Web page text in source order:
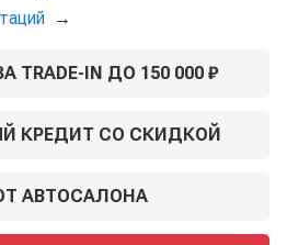
→
TRADE-IN ДО 150 000 ₽
КРЕДИТ СО СКИДКОЙ
АВТОСАЛОНА